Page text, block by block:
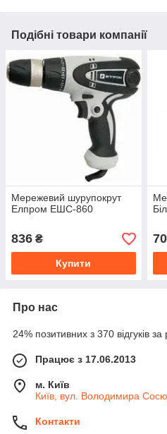
Подібні товари компанії
Мережевий шурупокрут
Елпром ЕШС-860
836 ₴
Купити
Про нас
24% позитивних з 370 відгуків за
Працює з 17.06.2013
м. Київ
Київ, вул. Володимира
Контакти